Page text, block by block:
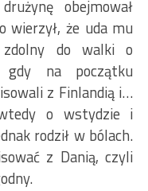
obejmował
wierzył, że uda mu
do walki o
gdy na początku
z Finlandią i…
o wstydzie i
rodził w bólach.
z Danią, czyli